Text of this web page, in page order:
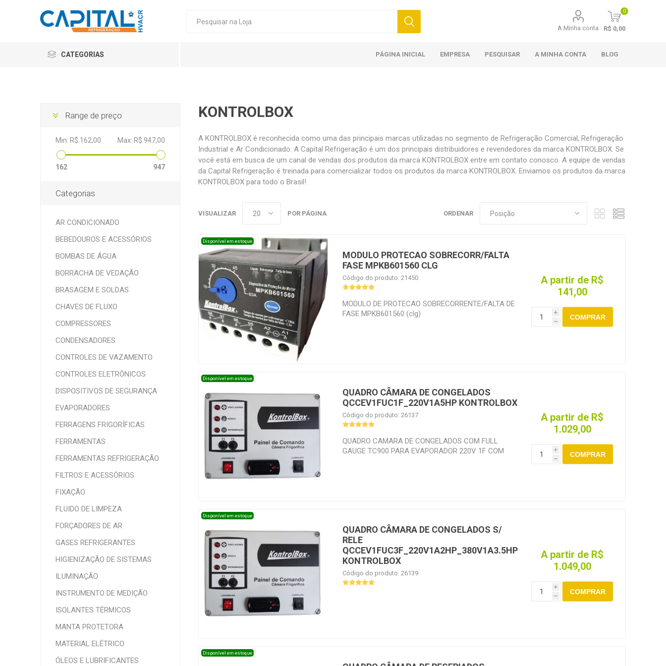
A Minha conta
0
R$ 0,00
CATEGORIAS PÁGINA INICIAL EMPRESA PESQUISAR A MINHA CONTA BLOG
KONTROLBOX
A KONTROLBOX é reconhecida como uma das principais marcas utilizadas no segmento de Refrigeração Comercial, Refrigeração
Industrial e Ar Condicionado. A Capital Refrigeração é um dos principais distribuidores e revendedores da marca KONTROLBOX. Se
você está em busca de um canal de vendas dos produtos da marca KONTROLBOX entre em contato conosco. A equipe de vendas
da Capital Refrigeração é treinada para comercializar todos os produtos da marca KONTROLBOX. Enviamos os produtos da marca
KONTROLBOX para todo o Brasil!
ORDENAR
VISUALIZAR POR PÁGINA
Disponível em estoque
MODULO PROTECAO SOBRECORR/FALTA
FASE MPKB601560 CLG
Código do produto: 21450
MODULO DE PROTECAO SOBRECORRENTE/FALTA DE
FASE MPKB601560 (clg)
A partir de R$
141,00
i
h
COMPRAR
Disponível em estoque
QUADRO CÂMARA DE CONGELADOS
QCCEV1FUC1F_220V1A5HP KONTROLBOX
Código do produto: 26137
QUADRO CAMARA DE CONGELADOS COM FULL
GAUGE TC900 PARA EVAPORADOR 220V 1F COM
A partir de R$
1.029,00
i
h
COMPRAR
Disponível em estoque
QUADRO CÂMARA DE CONGELADOS S/
RELE
QCCEV1FUC3F_220V1A2HP_380V1A3.5HP
KONTROLBOX
Código do produto: 26139
A partir de R$
1.049,00
i
h
COMPRAR
Disponível em estoque
Range de preço
Min: R$ 162,00 Max: R$ 947,00
162 947
Categorias
AR CONDICIONADO
BEBEDOUROS E ACESSÓRIOS
BOMBAS DE ÁGUA
BORRACHA DE VEDAÇÃO
BRASAGEM E SOLDAS
CHAVES DE FLUXO
COMPRESSORES
CONDENSADORES
CONTROLES DE VAZAMENTO
CONTROLES ELETRÔNICOS
DISPOSITIVOS DE SEGURANÇA
EVAPORADORES
FERRAGENS FRIGORÍFICAS
FERRAMENTAS
FERRAMENTAS REFRIGERAÇÃO
FILTROS E ACESSÓRIOS
FIXAÇÃO
FLUIDO DE LIMPEZA
FORÇADORES DE AR
GASES REFRIGERANTES
HIGIENIZAÇÃO DE SISTEMAS
ILUMINAÇÃO
INSTRUMENTO DE MEDIÇÃO
ISOLANTES TÉRMICOS
MANTA PROTETORA
MATERIAL ELÉTRICO
ÓLEOS E LUBRIFICANTES